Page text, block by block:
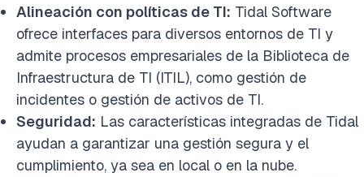
Alineación con políticas de TI: Tidal Software
ofrece interfaces para diversos entornos de TI y
admite procesos empresariales de la Biblioteca de
Infraestructura de TI (ITIL), como gestión de
incidentes o gestión de activos de TI.
Seguridad: Las características integradas de Tidal
ayudan a garantizar una gestión segura y el
cumplimiento, ya sea en local o en la nube.